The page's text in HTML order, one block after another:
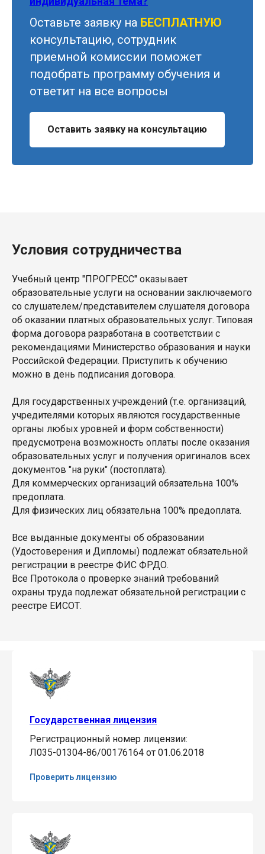
Оставьте заявку на БЕСПЛАТНУЮ
консультацию, сотрудник
приемной комиссии поможет
подобрать программу обучения и
ответит на все вопросы
Оставить заявку на консультацию
Условия сотрудничества
Учебный центр "ПРОГРЕСС" оказывает
образовательные услуги на основании заключаемого
со слушателем/представителем слушателя договора
об оказании платных образовательных услуг. Типовая
форма договора разработана в соответствии с
рекомендациями Министерство образования и науки
Российской Федерации. Приступить к обучению
можно в день подписания договора.
Для государственных учреждений (т.е. организаций,
учредителями которых являются государственные
органы любых уровней и форм собственности)
предусмотрена возможность оплаты после оказания
образовательных услуг и получения оригиналов всех
документов "на руки" (постоплата).
Для коммерческих организаций обязательна 100%
предоплата.
Для физических лиц обязательна 100% предоплата.
Все выданные документы об образовании
(Удостоверения и Дипломы) подлежат обязательной
регистрации в реестре ФИС ФРДО.
Все Протокола о проверке знаний требований
охраны труда подлежат обязательной регистрации с
реестре ЕИСОТ.
Государственная лицензия
Регистрационный номер лицензии:
Л035-01304-86/00176164 от 01.06.2018
Проверить лицензию